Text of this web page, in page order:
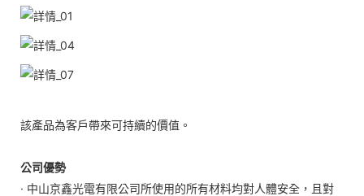
該產品為客戶帶來可持續的價值。
公司優勢
· 中山京鑫光電有限公司所使用的所有材料均對人體安全，且對